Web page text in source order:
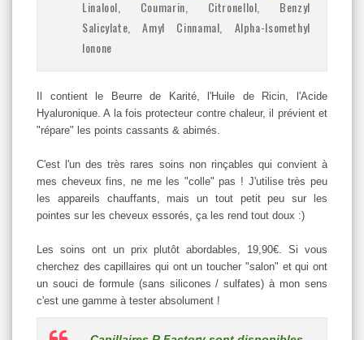
Linalool, Coumarin, Citronellol, Benzyl
Salicylate, Amyl Cinnamal, Alpha-Isomethyl
Ionone
Il contient le Beurre de Karité, l'Huile de Ricin, l'Acide
Hyaluronique. A la fois protecteur contre chaleur, il prévient et
"répare" les points cassants & abimés.
C'est l'un des très rares soins non rinçables qui convient à
mes cheveux fins, ne me les "colle" pas ! J'utilise très peu
les appareils chauffants, mais un tout petit peu sur les
pointes sur les cheveux essorés, ça les rend tout doux :)
Les soins ont un prix plutôt abordables, 19,90€. Si vous
cherchez des capillaires qui ont un toucher "salon" et qui ont
un souci de formule (sans silicones / sulfates) à mon sens
c'est une gamme à tester absolument !